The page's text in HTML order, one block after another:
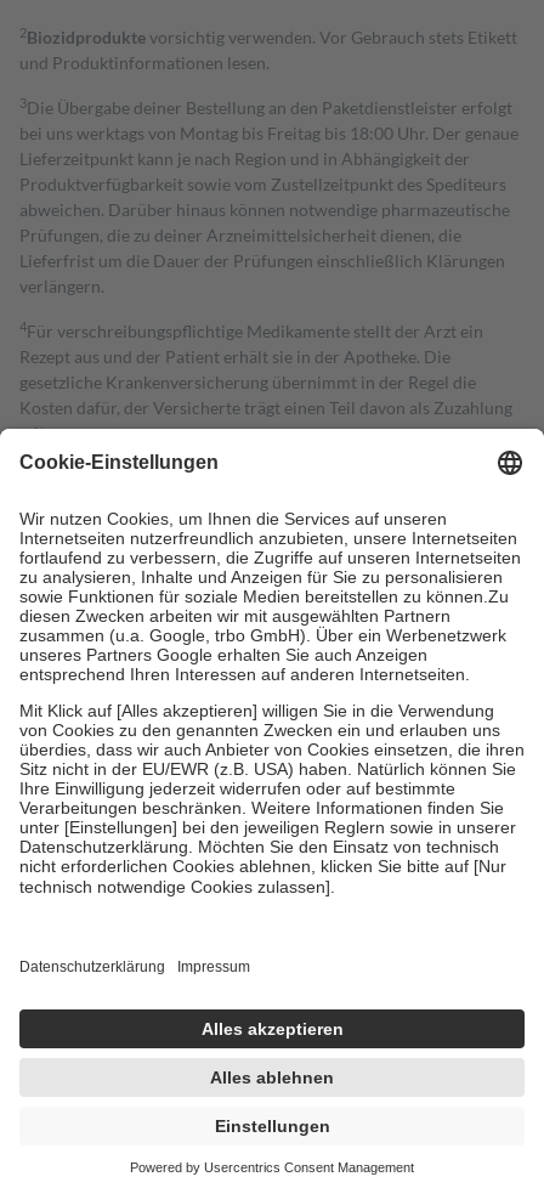
2Biozidproduktevorsichtig verwenden. Vor Gebrauch stets Etikett
und Produktinformationen lesen.
3Die Übergabe deiner Bestellung an den Paketdienstleister erfolgt
bei uns werktags von Montag bis Freitag bis 18:00 Uhr. Der genaue
Lieferzeitpunkt kann je nach Region und in Abhängigkeit der
Produktverfügbarkeit sowie vom Zustellzeitpunkt des Spediteurs
abweichen. Darüber hinaus können notwendige pharmazeutische
Prüfungen, die zu deiner Arzneimittelsicherheit dienen, die
Lieferfrist um die Dauer der Prüfungen einschließlich Klärungen
verlängern.
4Für verschreibungspflichtige Medikamente stellt der Arzt ein
Rezept aus und der Patient erhält sie in der Apotheke. Die
gesetzliche Krankenversicherung übernimmt in der Regel die
Kosten dafür, der Versicherte trägt einen Teil davon als Zuzahlung
mit.
Grundsätzlich leisten Mitglieder Zuzahlungen in Höhe von zehn
höchstens zehn Euro.
Es sind jedoch nie mehr als die tatsächlichen
Kosten der Leistung zu entrichten.
Diese Regeln gelten grundsätzlich auch für Online-Apotheken.
Bei Heilmitteln und häuslicher Krankenpflege beträgt die
Zuzahlung zehn Prozent der Kosten sowie zehn Euro je
Verordnung.
Um das Engagement der Versicherten für ihre eigene Gesundheit zu
stärken und die besondere Stellung der Familie zu unterstützen,
fallenkeine Zuzahlungenan bei:
• Kindern und Jugendlichen bis zum vollendeten 18. Lebensjahr
mit Ausnahme der Fahrkosten
• Untersuchungen zur Vorsorge und Früherkennung, die von der
GKV getragen werden
• empfohlenen Schutzimpfungen
• Harn- und Blutteststreifen
getroffen, um sicherzustellen, dass es sich um echte Bewertungen
https://help.etrusted.com/hc/de/articles/4419944605341
Einige Bilder und Inhalte wurden unter Zuhilfenahme künstlicher